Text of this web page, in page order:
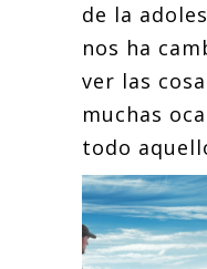
de la
nos ha
ver las
muchas
todo